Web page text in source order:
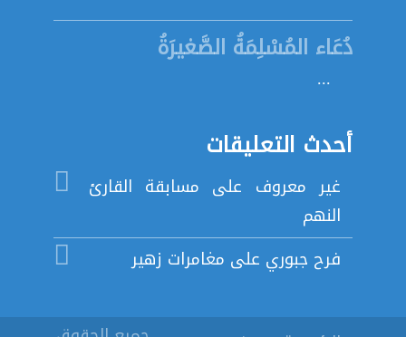
دُعَاء المُسْلِمَةُ الصَّغيرَةُ
...
أحدث التعليقات
غير معروف على مسابقة القارئ
النهم
فرح جبوري على مغامرات زهير